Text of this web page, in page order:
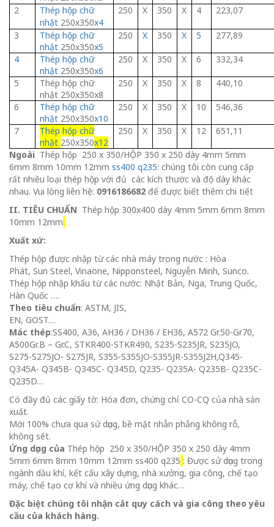
2
Thép hộp chữ
nhật 250x350x4
250 X 350 X 4 223,07
3
Thép hộp chữ
nhật 250x350x5
250 X 350 X 5 277,89
4
Thép hộp chữ
nhật 250x350x6
250 X 350 X 6 332,34
5
Thép hộp chữ
nhật 250x350x8
250 X 350 X 8 440,10
6
Thép hộp chữ
nhật 250x350x10
250 X 350 X 10 546,36
7
Thép hộp chữ
nhật 250x350x12
250 X 350 X 12 651,11
Ngoài Thép hộp 250 x 350/HỘP 350 x 250 dày 4mm 5mm
6mm 8mm 10mm 12mm ss400 q235: chúng tôi còn cung cấp
rất nhiều loại thép hộp với đủ các kích thước và độ dày khác
nhau. Vui lòng liên hệ: 0916186682 để được biết thêm chi tiết
II. TIÊU CHUẨN Thép hộp 300x400 dày 4mm 5mm 6mm 8mm
10mm 12mm
Xuất xứ:
Thép hộp được nhập từ các nhà máy trong nước : Hòa
Phát, Sun Steel, Vinaone, Nipponsteel, Nguyễn Minh, Sunco.
Thép hộp nhập khẩu từ các nước: Nhật Bản, Nga, Trung Quốc,
Hàn Quốc ….
Theo tiêu chuẩn: ASTM, JIS,
EN,
Mác thép:SS400, A36, AH36 / DH36 / EH36, A572 Gr.50-Gr70,
A500Gr.B – Gr.C, STKR400-STKR490, S235-S235JR, S235JO,
S275-S275JO- S275JR, S355-S355JO-S355JR-S355J2H,Q345-
Q345A- Q345B- Q345C- Q345D, Q235- Q235A- Q235B- Q235C-
Q235D…
Có đầy đủ các giấy tờ: Hóa đơn, chứng chỉ CO-CQ của nhà sản
xuất.
Mới 100% chưa qua sử dụng, bề mặt nhẵn phẳng không rỗ,
không sét.
Ứng dụng của Thép hộp 250 x 350/HỘP 350 x 250 dày 4mm
5mm 6mm 8mm 10mm 12mm ss400 q235 : Được sử dụng trong
ngành dầu khí, kết cấu xây dựng, nhà xưởng, gia công, chế tạo
máy, chế tạo cơ khí và nhiều ứng dụng khác…
Đặc biệt chúng tôi nhận cắt quy cách và gia công theo yêu
cầu của khách hàng.